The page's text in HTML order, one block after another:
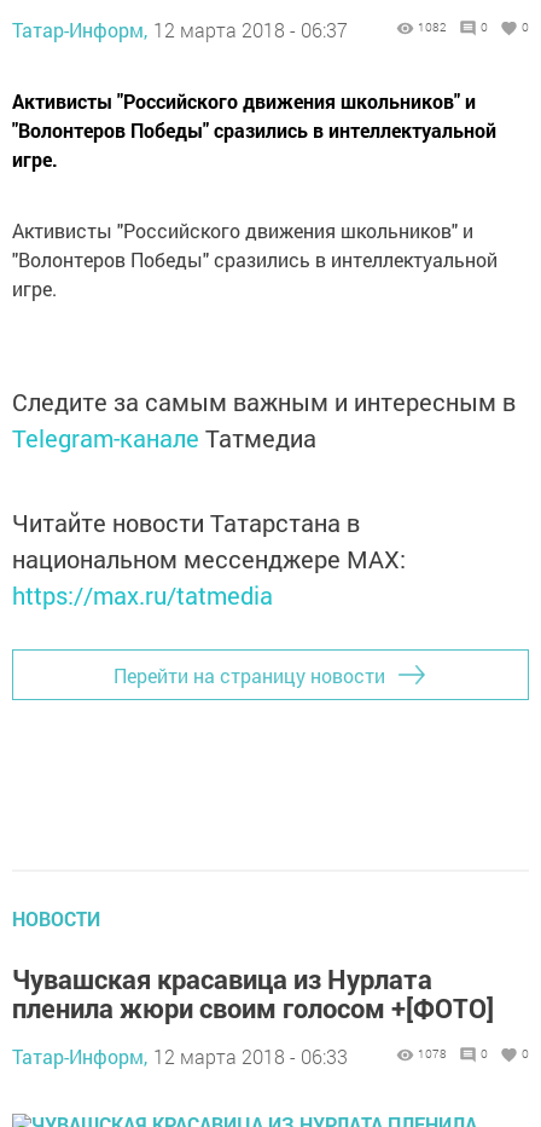
Татар-Информ, 12 марта 2018 - 06:37 1082 0 0
Активисты "Российского движения школьников" и
"Волонтеров Победы" сразились в интеллектуальной
игре.
Активисты "Российского движения школьников" и
"Волонтеров Победы" сразились в интеллектуальной
игре.
Следите за самым важным и интересным в
Telegram-канале Татмедиа
Читайте новости Татарстана в
национальном мессенджере MАХ:
https://max.ru/tatmedia
Перейти на страницу новости
НОВОСТИ
Чувашская красавица из Нурлата
пленила жюри своим голосом +[ФОТО]
Татар-Информ, 12 марта 2018 - 06:33 1078 0 0